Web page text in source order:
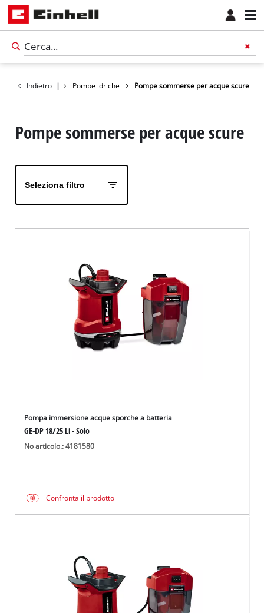
Indietro |
Prodotti Pompe idriche Pompe sommerse per acque scure
Pompe sommerse per acque scure
Seleziona filtro
Pompa immersione acque sporche a batteria
GE-DP 18/25 Li - Solo
No articolo.: 4181580
Confronta il prodotto